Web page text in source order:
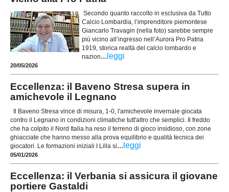
Secondo quanto raccolto in esclusiva da Tutto
Calcio Lombardia, l’imprenditore piemontese
Giancarlo Travagin (nella foto) sarebbe sempre
più vicino all’ingresso nell’Aurora Pro Patria
1919, storica realtà del calcio lombardo e
nazion... leggi
20/05/2026
Eccellenza: il Baveno Stresa supera in
amichevole il Legnano
Il Baveno Stresa vince di misura, 1-0, l'amichevole invernale giocata
contro il Legnano in condizioni climatiche tutt'altro che semplici. Il freddo
che ha colpito il Nord Italia ha reso il terreno di gioco insidioso, con zone
ghiacciate che hanno messo alla prova equilibrio e qualità tecnica dei
giocatori. Le formazioni iniziali I Lilla si... leggi
05/01/2026
Eccellenza: il Verbania si assicura il giovane
portiere Gastaldi